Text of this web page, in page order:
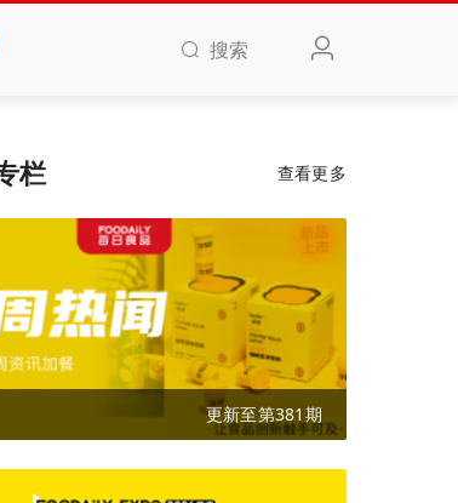
搜索
栏 查看更多
更新至第381期